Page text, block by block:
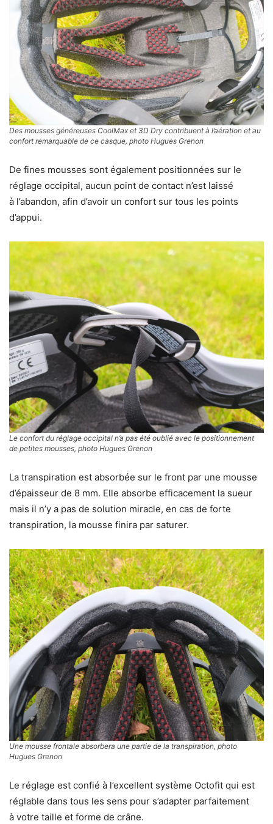
Des mousses généreuses CoolMax et 3D Dry contribuent à l’aération et au
confort remarquable de ce casque, photo Hugues Grenon
De fines mousses sont également positionnées sur le
réglage occipital, aucun point de contact n’est laissé
à l’abandon, afin d’avoir un confort sur tous les points
d’appui.
Le confort du réglage occipital n’a pas été oublié avec le positionnement
de petites mousses, photo Hugues Grenon
La transpiration est absorbée sur le front par une mousse
d’épaisseur de 8 mm. Elle absorbe efficacement la sueur
mais il n’y a pas de solution miracle, en cas de forte
transpiration, la mousse finira par saturer.
Une mousse frontale absorbera une partie de la transpiration, photo
Hugues Grenon
Le réglage est confié à l’excellent système Octofit qui est
réglable dans tous les sens pour s’adapter parfaitement
à votre taille et forme de crâne.